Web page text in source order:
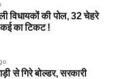
विधायकों की पोल, 32 चेहरे
का टिकट !
से गिरे बोल्डर, सरकारी